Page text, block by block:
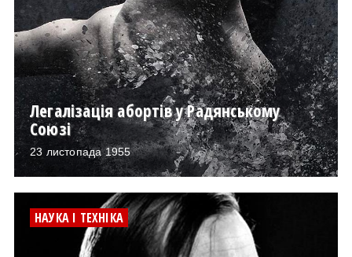
Легалізація абортів у Радянському
Союзі
23 листопада 1955
НАУКА І ТЕХНІКА